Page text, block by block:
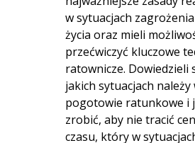
w sytuacjach
życia oraz mieli
przećwiczyć kluczowe
ratownicze. Dowiedzieli
jakich sytuacjach należy
pogotowie ratunkowe i
zrobić, aby nie tracić
czasu, który w